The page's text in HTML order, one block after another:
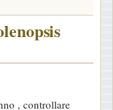
, controllare